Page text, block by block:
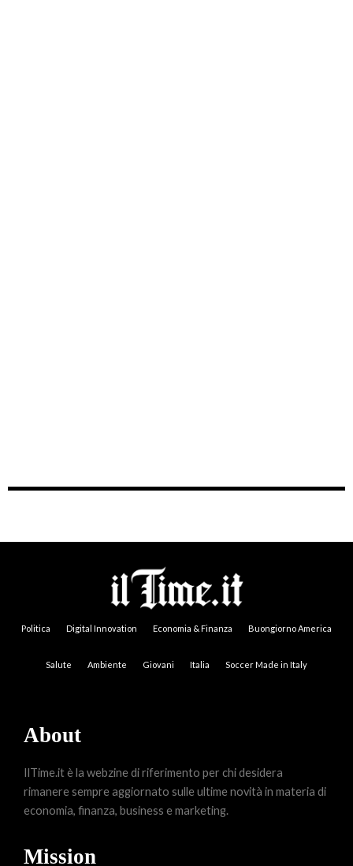
Politica Digital Innovation Economia & Finanza Buongiorno America
Salute Ambiente Giovani Italia Soccer Made in Italy
About
IlTime.it è la webzine di riferimento per chi desidera
rimanere sempre aggiornato sulle ultime novità in materia di
economia, finanza, business e marketing.
Mission